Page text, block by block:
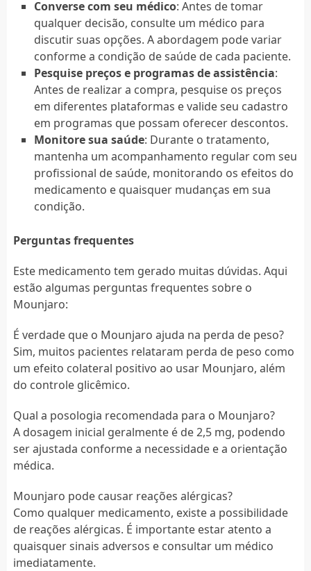
Converse com seu médico: Antes de tomar
qualquer decisão, consulte um médico para
discutir suas opções. A abordagem pode variar
conforme a condição de saúde de cada paciente.
Pesquise preços e programas de assistência:
Antes de realizar a compra, pesquise os preços
em diferentes plataformas e valide seu cadastro
em programas que possam oferecer descontos.
Monitore sua saúde: Durante o tratamento,
mantenha um acompanhamento regular com seu
profissional de saúde, monitorando os efeitos do
medicamento e quaisquer mudanças em sua
condição.
Perguntas frequentes
Este medicamento tem gerado muitas dúvidas. Aqui
estão algumas perguntas frequentes sobre o
Mounjaro:
É verdade que o Mounjaro ajuda na perda de peso?
Sim, muitos pacientes relataram perda de peso como
um efeito colateral positivo ao usar Mounjaro, além
do controle glicêmico.
Qual a posologia recomendada para o Mounjaro?
A dosagem inicial geralmente é de 2,5 mg, podendo
ser ajustada conforme a necessidade e a orientação
médica.
Mounjaro pode causar reações alérgicas?
Como qualquer medicamento, existe a possibilidade
de reações alérgicas. É importante estar atento a
quaisquer sinais adversos e consultar um médico
imediatamente.